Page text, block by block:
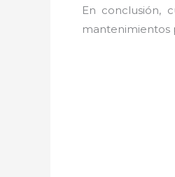
En conclusión,
mantenimientos